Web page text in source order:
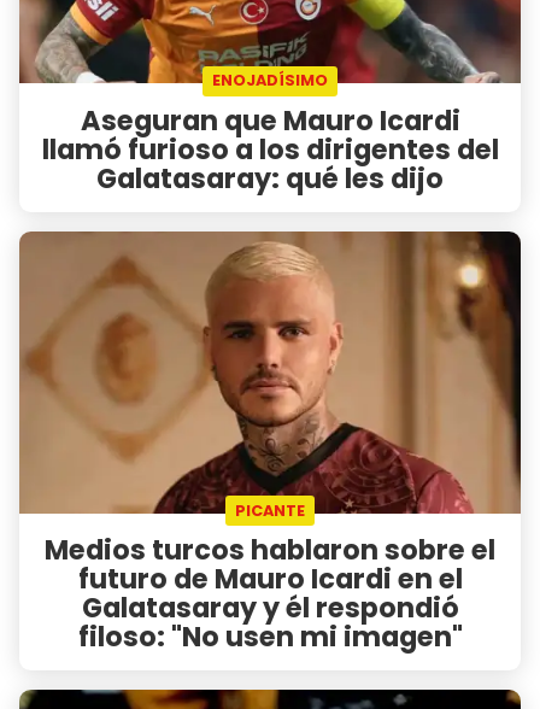
ENOJADÍSIMO
Aseguran que Mauro Icardi
llamó furioso a los dirigentes del
Galatasaray: qué les dijo
PICANTE
Medios turcos hablaron sobre el
futuro de Mauro Icardi en el
Galatasaray y él respondió
filoso: "No usen mi imagen"